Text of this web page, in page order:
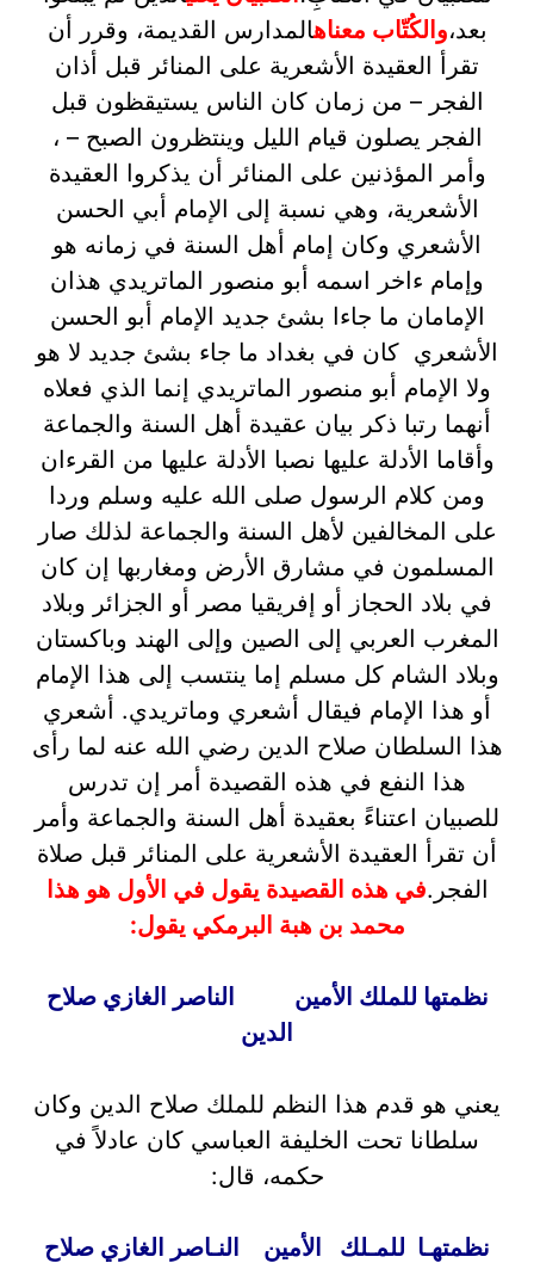
بعد،والكُتّاب معناهالمدارس القديمة، وقرر أن
تقرأ العقيدة الأشعرية على المنائر قبل أذان
الفجر – من زمان كان الناس يستيقظون قبل
الفجر يصلون قيام الليل وينتظرون الصبح – ،
وأمر المؤذنين على المنائر أن يذكروا العقيدة
الأشعرية، وهي نسبة إلى الإمام أبي الحسن
الأشعري وكان إمام أهل السنة في زمانه هو
وإمام ءاخر اسمه أبو منصور الماتريدي هذان
الإمامان ما جاءا بشئ جديد الإمام أبو الحسن
الأشعري كان في بغداد ما جاء بشئ جديد لا هو
ولا الإمام أبو منصور الماتريدي إنما الذي فعلاه
أنهما رتبا ذكر بيان عقيدة أهل السنة والجماعة
وأقاما الأدلة عليها نصبا الأدلة عليها من القرءان
ومن كلام الرسول صلى الله عليه وسلم وردا
على المخالفين لأهل السنة والجماعة لذلك صار
المسلمون في مشارق الأرض ومغاربها إن كان
في بلاد الحجاز أو إفريقيا مصر أو الجزائر وبلاد
المغرب العربي إلى الصين وإلى الهند وباكستان
وبلاد الشام كل مسلم إما ينتسب إلى هذا الإمام
أو هذا الإمام فيقال أشعري وماتريدي. أشعري
هذا السلطان صلاح الدين رضي الله عنه لما رأى
هذا النفع في هذه القصيدة أمر إن تدرس
للصبيان اعتناءً بعقيدة أهل السنة والجماعة وأمر
أن تقرأ العقيدة الأشعرية على المنائر قبل صلاة
الفجر.في هذه القصيدة يقول في الأول هو هذا
محمد بن هبة البرمكي يقول:
نظمتها للملك الأمين الناصر الغازي صلاح
الدين
يعني هو قدم هذا النظم للملك صلاح الدين وكان
سلطانا تحت الخليفة العباسي كان عادلاً في
حكمه، قال:
نظمتهـا للمـلك الأمين النـاصر الغازي صلاح